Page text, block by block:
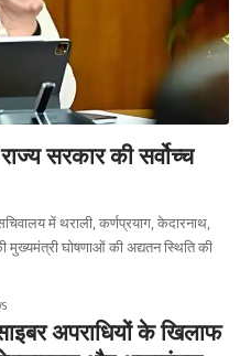
सरकार की सर्वोच्च
में थराली, कर्णप्रयाग, केदारनाथ,
मुख्यमंत्री घोषणाओं की अद्यतन स्थिति की
अपराधियों के खिलाफ